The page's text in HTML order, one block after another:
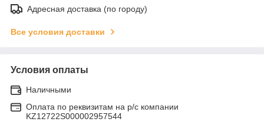
Адресная доставка (по городу)
Все условия доставки
Условия оплаты
Наличными
Оплата по реквизитам на р/с компании
KZ12722S000002957544